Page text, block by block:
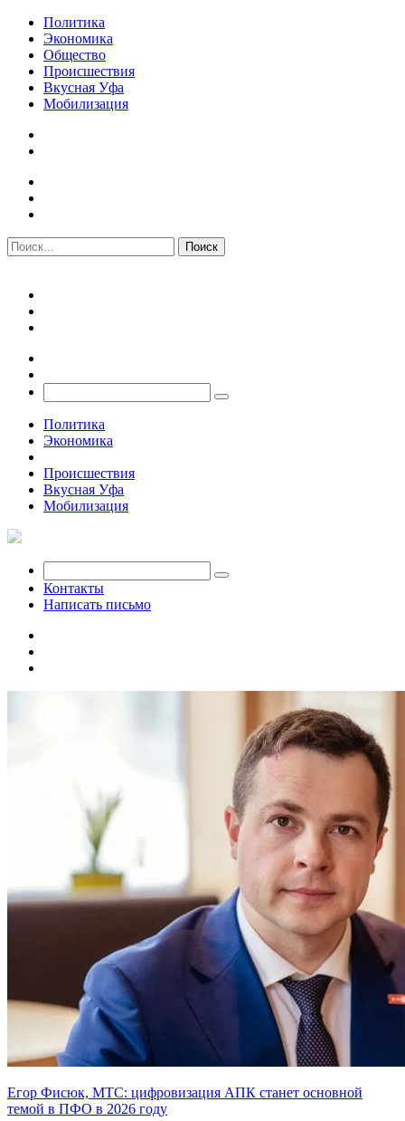
Политика
Экономика
Общество
Происшествия
Вкусная Уфа
Мобилизация
Политика
Экономика
Происшествия
Вкусная Уфа
Мобилизация
Контакты
Написать письмо
Егор Фисюк, МТС: цифровизация АПК станет основной
темой в ПФО в 2026 году